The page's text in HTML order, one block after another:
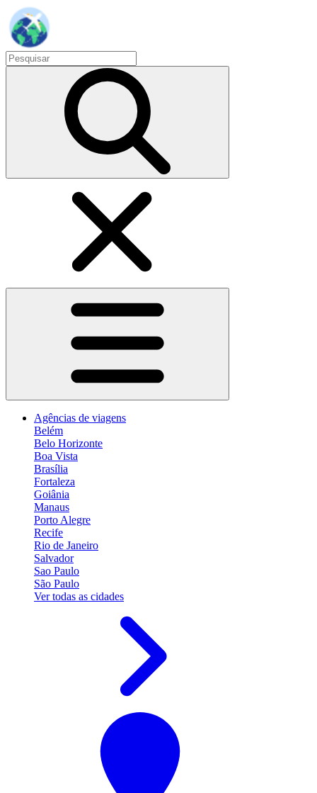
Agências de viagens
Belém
Belo Horizonte
Boa Vista
Brasília
Fortaleza
Goiânia
Manaus
Porto Alegre
Recife
Rio de Janeiro
Salvador
Sao Paulo
São Paulo
Ver todas as cidades